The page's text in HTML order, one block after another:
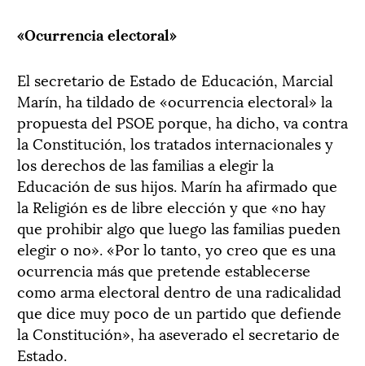
«Ocurrencia electoral»
El secretario de Estado de Educación, Marcial
Marín, ha tildado de «ocurrencia electoral» la
propuesta del PSOE porque, ha dicho, va contra
la Constitución, los tratados internacionales y
los derechos de las familias a elegir la
Educación de sus hijos. Marín ha afirmado que
la Religión es de libre elección y que «no hay
que prohibir algo que luego las familias pueden
elegir o no». «Por lo tanto, yo creo que es una
ocurrencia más que pretende establecerse
como arma electoral dentro de una radicalidad
que dice muy poco de un partido que defiende
la Constitución», ha aseverado el secretario de
Estado.